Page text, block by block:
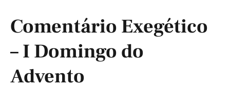
Comentário Exegético
– I Domingo do
Advento